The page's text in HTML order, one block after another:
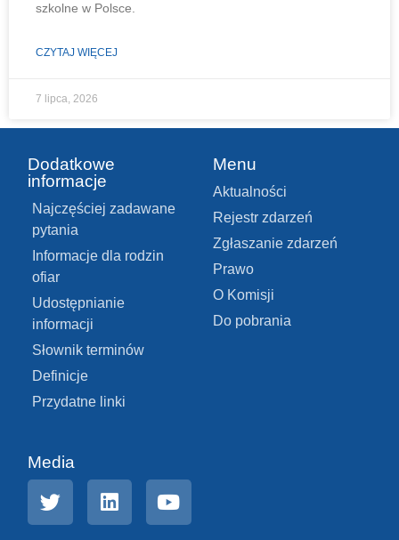
szkolne w Polsce.
CZYTAJ WIĘCEJ
7 lipca, 2026
Dodatkowe
informacje
Najczęściej zadawane
pytania
Informacje dla rodzin
ofiar
Udostępnianie
informacji
Słownik terminów
Definicje
Przydatne linki
Menu
Aktualności
Rejestr zdarzeń
Zgłaszanie zdarzeń
Prawo
O Komisji
Do pobrania
Media